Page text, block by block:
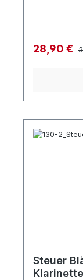
28,90 €
Steuer